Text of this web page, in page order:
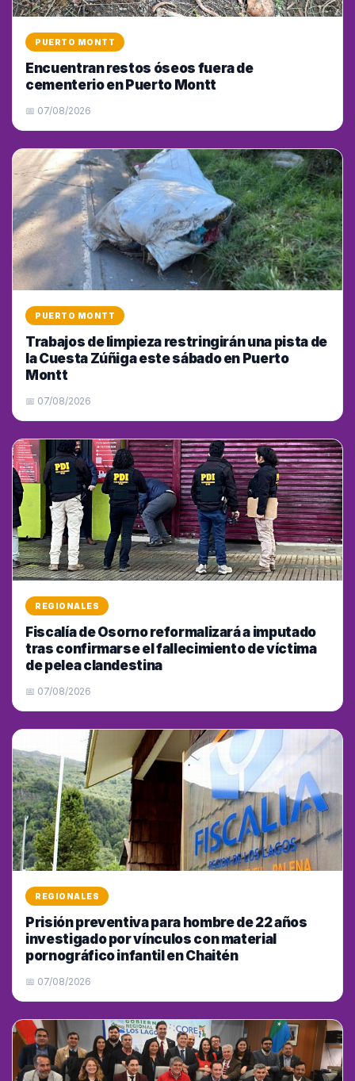
PUERTO MONTT
Encuentran restos óseos fuera de
cementerio en Puerto Montt
📅 07/08/2026
PUERTO MONTT
Trabajos de limpieza restringirán una pista de
la Cuesta Zúñiga este sábado en Puerto
Montt
📅 07/08/2026
REGIONALES
Fiscalía de Osorno reformalizará a imputado
tras confirmarse el fallecimiento de víctima
de pelea clandestina
📅 07/08/2026
REGIONALES
Prisión preventiva para hombre de 22 años
investigado por vínculos con material
pornográfico infantil en Chaitén
📅 07/08/2026